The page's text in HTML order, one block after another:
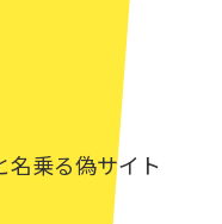
名乗る偽サイト